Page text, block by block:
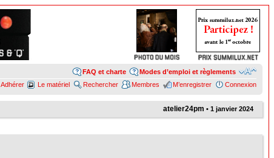
Modes d’emploi et règlements
FAQ et charte
Connexion
M’enregistrer
Membres
Rechercher
Le matériel
Adhérer
atelier24pm • 1 janvier 2024